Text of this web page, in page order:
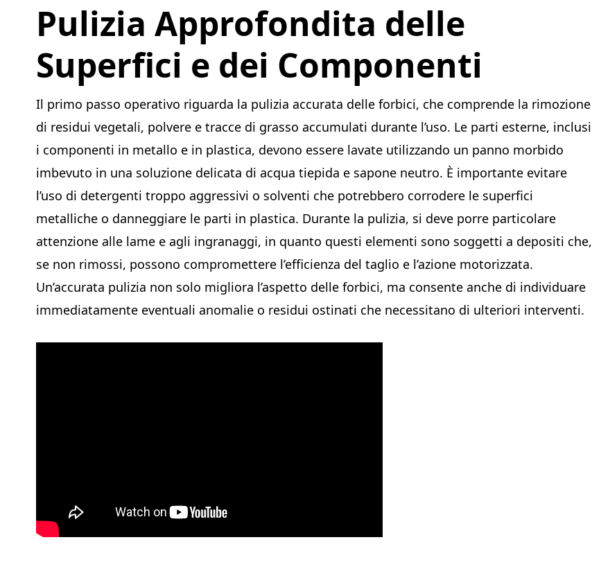
Pulizia Approfondita delle
Superfici e dei Componenti
Il primo passo operativo riguarda la pulizia accurata delle forbici, che comprende la rimozione
di residui vegetali, polvere e tracce di grasso accumulati durante l’uso. Le parti esterne, inclusi
i componenti in metallo e in plastica, devono essere lavate utilizzando un panno morbido
imbevuto in una soluzione delicata di acqua tiepida e sapone neutro. È importante evitare
l’uso di detergenti troppo aggressivi o solventi che potrebbero corrodere le superfici
metalliche o danneggiare le parti in plastica. Durante la pulizia, si deve porre particolare
attenzione alle lame e agli ingranaggi, in quanto questi elementi sono soggetti a depositi che,
se non rimossi, possono compromettere l’efficienza del taglio e l’azione motorizzata.
Un’accurata pulizia non solo migliora l’aspetto delle forbici, ma consente anche di individuare
immediatamente eventuali anomalie o residui ostinati che necessitano di ulteriori interventi.